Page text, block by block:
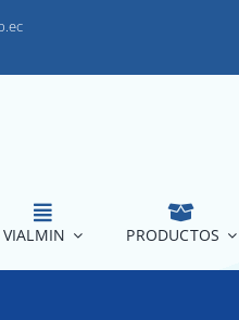
VIALMIN PRODUCTOS